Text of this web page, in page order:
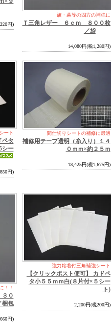
円)
旗・幕等の四方の補強に
Ｔ三角レザー ６ｃｍ ８００枚
／袋
14,080円(税1,280円)
ート
ペタ
シー
円)
間仕切りシートの補修に最適
補修用テープ透明（糸入り）１４
０ｍｍ×約２５ｍ
18,425円(税1,675円)
！！
０
梱包
円)
強力粘着付三角補強シート
【クリックポスト便可】 カドペ
タ小５５ｍｍ白(８片付×５シー
ト)
2,200円(税200円)